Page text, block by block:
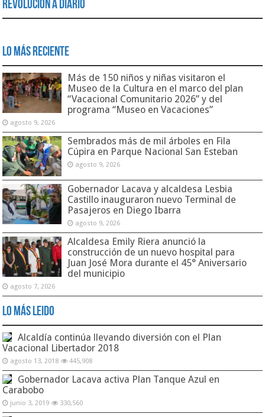
Revolución a Diario
Lo Más Reciente
Más de 150 niños y niñas visitaron el
Museo de la Cultura en el marco del plan
“Vacacional Comunitario 2026” y del
programa “Museo en Vacaciones”
agosto 9, 2026
Sembrados más de mil árboles en Fila
Cúpira en Parque Nacional San Esteban
agosto 9, 2026
Gobernador Lacava y alcaldesa Lesbia
Castillo inauguraron nuevo Terminal de
Pasajeros en Diego Ibarra
agosto 9, 2026
Alcaldesa Emily Riera anunció la
construcción de un nuevo hospital para
Juan José Mora durante el 45° Aniversario
del municipio
agosto 7, 2026
Lo Más Leido
Alcaldía continúa llevando diversión con el Plan
Vacacional Libertador 2018
agosto 13, 2018 445,908
Gobernador Lacava activa Plan Tanque Azul en
Carabobo
junio 3, 2019 330,560